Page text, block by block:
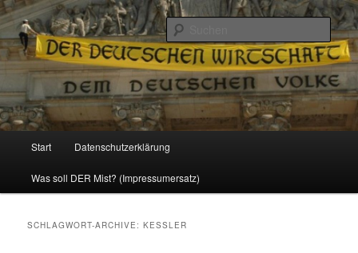
Reizzentrum
Politik, Wirtschaft, Soziales und Gesellschaft
Zum
Inhalt
Zum
sekundären
Start Datenschutzerklärung
Was soll DER Mist? (Impressumersatz)
SCHLAGWORT-ARCHIVE:KESSLER